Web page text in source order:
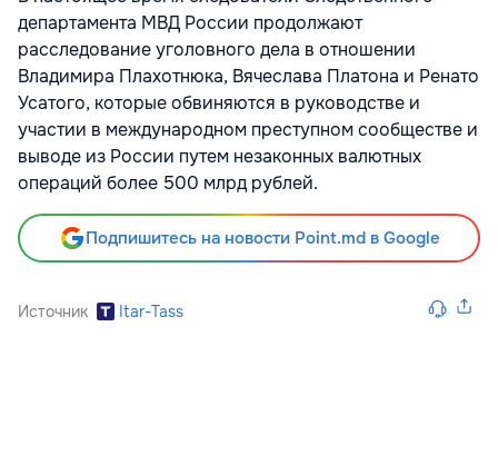
департамента МВД России продолжают
расследование уголовного дела в отношении
Владимира Плахотнюка, Вячеслава Платона и Ренато
Усатого, которые обвиняются в руководстве и
участии в международном преступном сообществе и
выводе из России путем незаконных валютных
операций более 500 млрд рублей.
Подпишитесь на новости Point.md в Google
Источник Itar-Tass